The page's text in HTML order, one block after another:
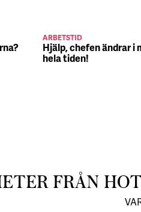
ARBETSTID
Hjälp, chefen ändrar i
hela tiden!
FRÅN